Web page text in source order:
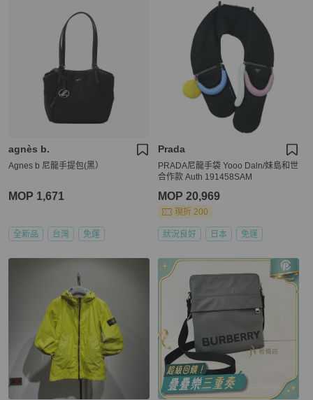
agnès b.
Agnes b 尼龍手提包(黑）
MOP 1,671
全新品 台灣 免運
Prada
PRADA尼龍手袋 Yooo Daln/妹島和世
合作款 Auth 191458SAM
MOP 20,969
現折 200
狀況良好 日本 免運